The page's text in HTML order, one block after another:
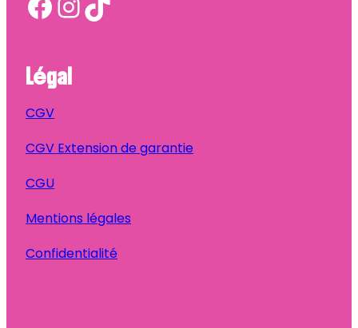
Légal
CGV
CGV Extension de garantie
CGU
Mentions légales
Confidentialité